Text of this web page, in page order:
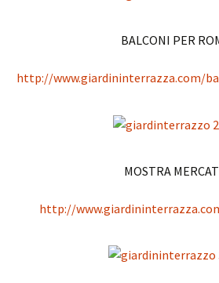
BALCONI PER
http://www.giardininterrazza.com/
MOSTRA
http://